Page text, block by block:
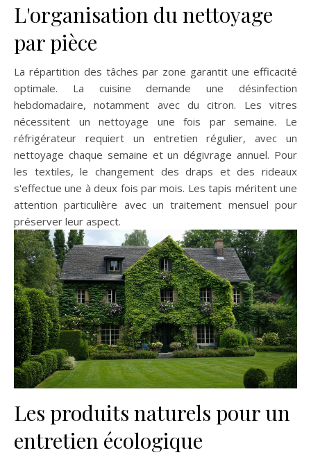
L'organisation du nettoyage
par pièce
La répartition des tâches par zone garantit une efficacité
optimale. La cuisine demande une désinfection
hebdomadaire, notamment avec du citron. Les vitres
nécessitent un nettoyage une fois par semaine. Le
réfrigérateur requiert un entretien régulier, avec un
nettoyage chaque semaine et un dégivrage annuel. Pour
les textiles, le changement des draps et des rideaux
s'effectue une à deux fois par mois. Les tapis méritent une
attention particulière avec un traitement mensuel pour
préserver leur aspect.
Les produits naturels pour un
entretien écologique